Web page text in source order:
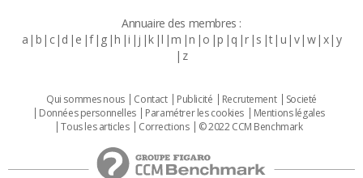
Annuaire des membres :
a b c d e f g h i j k l m n o p q r s t u v w x y
z
Qui sommes nous Contact Publicité Recrutement
Societé
Données personnelles
Paramétrer les cookies
Mentions légales
Tous les articles
Corrections © 2022 CCM Benchmark